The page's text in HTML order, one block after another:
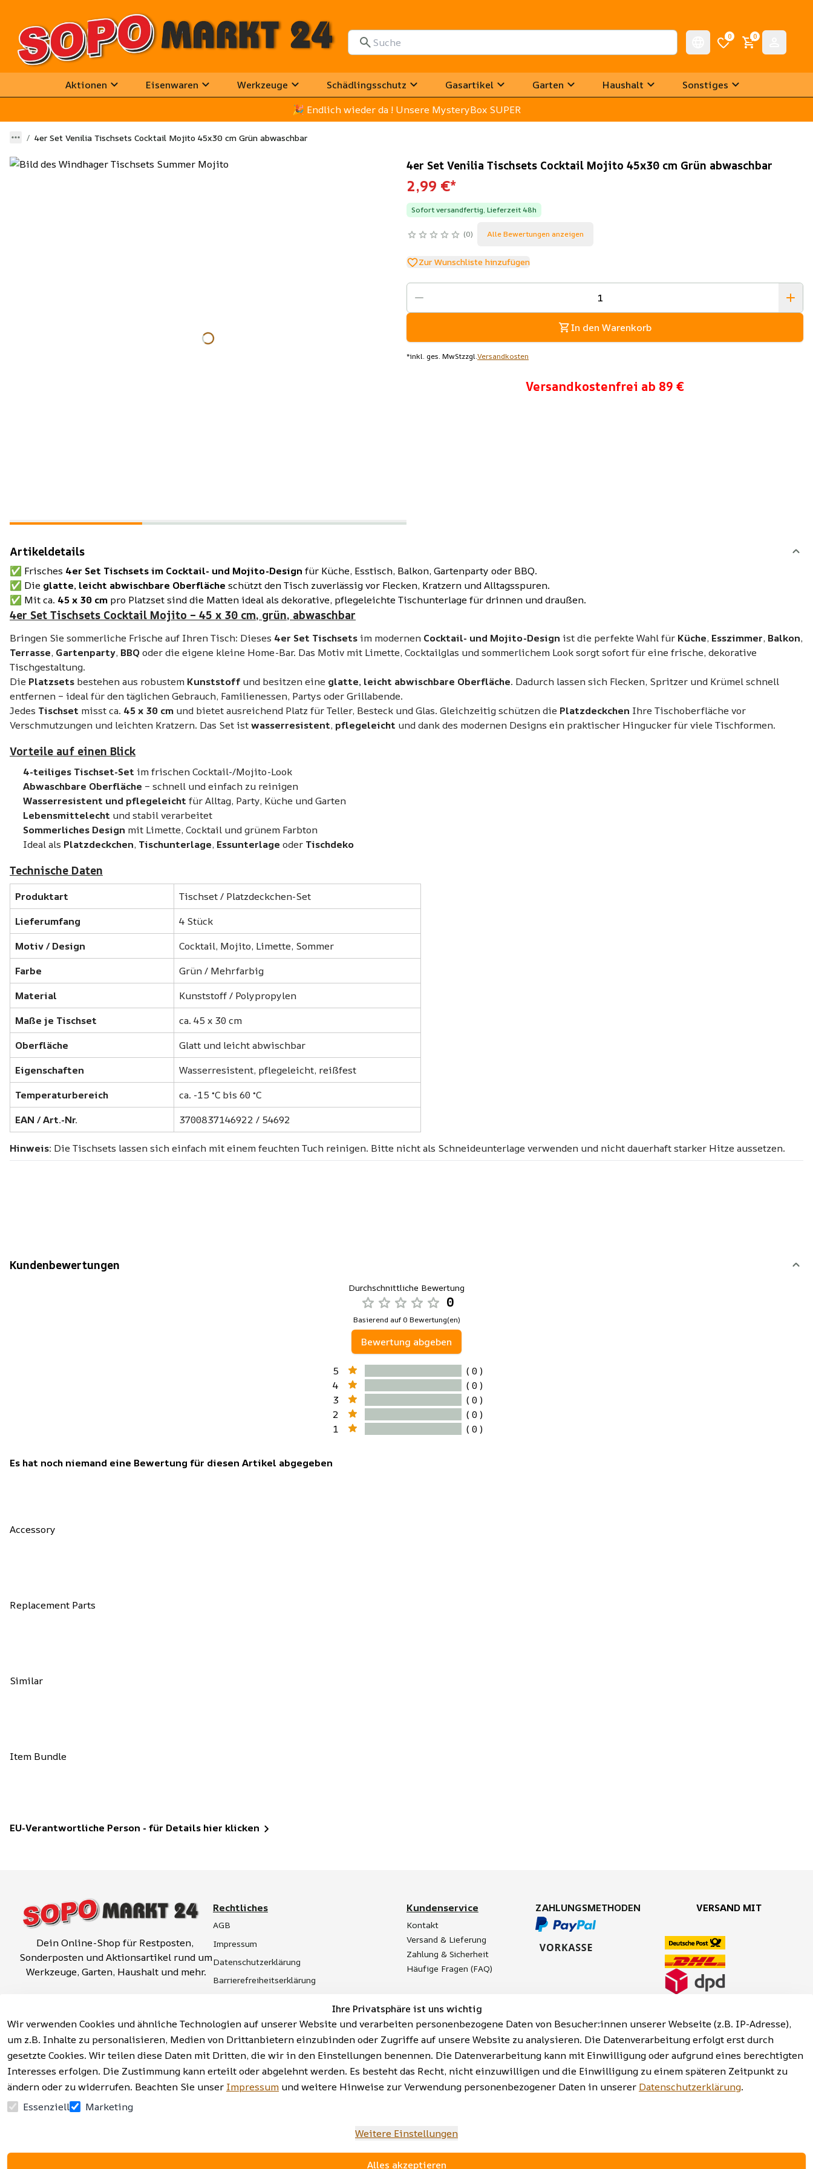
0 0
Aktionen Eisenwaren Werkzeuge Schädlingsschutz Gasartikel Garten Haushalt
Sonstiges
🎉 Endlich wieder da ! Unsere MysteryBox SUPER
4er Set Venilia Tischsets Cocktail Mojito 45x30 cm Grün abwaschbar
4er Set Venilia Tischsets Cocktail Mojito 45x30 cm Grün abwaschbar
2,99 €*
Sofort versandfertig, Lieferzeit 48h
0 Alle Bewertungen anzeigen
Zur Wunschliste hinzufügen
In den Warenkorb
*inkl. ges. MwStzzgl.Versandkosten
Versandkostenfrei ab 89 €
Artikeldetails
✅ Frisches 4er Set Tischsets im Cocktail- und Mojito-Designfür Küche, Esstisch, Balkon, Gartenparty oder BBQ.
✅ Die glatte, leicht abwischbare Oberfläche schützt den Tisch zuverlässig vor Flecken, Kratzern und Alltagsspuren.
✅ Mit ca. 45 x 30 cm pro Platzset sind die Matten ideal als dekorative, pflegeleichte Tischunterlage für drinnen und draußen.
4er Set Tischsets Cocktail Mojito – 45 x 30 cm, grün, abwaschbar
Bringen Sie sommerliche Frische auf Ihren Tisch: Dieses 4er Set Tischsetsim modernen Cocktail- und Mojito-Design ist die perfekte Wahl für Küche, Esszimmer, Balkon,
Terrasse, Gartenparty, BBQoder die eigene kleine Home-Bar. Das Motiv mit Limette, Cocktailglas und sommerlichem Look sorgt sofort für eine frische, dekorative
Tischgestaltung.
Die Platzsets bestehen aus robustem Kunststoff und besitzen eine glatte, leicht abwischbare Oberfläche. Dadurch lassen sich Flecken, Spritzer und Krümel schnell
entfernen – ideal für den täglichen Gebrauch, Familienessen, Partys oder Grillabende.
Jedes Tischset misst ca. 45 x 30 cm und bietet ausreichend Platz für Teller, Besteck und Glas. Gleichzeitig schützen die Platzdeckchen Ihre Tischoberfläche vor
Verschmutzungen und leichten Kratzern. Das Set istwasserresistent, pflegeleicht und dank des modernen Designs ein praktischer Hingucker für viele Tischformen.
Vorteile auf einen Blick
4-teiliges Tischset-Set im frischen Cocktail-/Mojito-Look
Abwaschbare Oberfläche – schnell und einfach zu reinigen
Wasserresistent und pflegeleicht für Alltag, Party, Küche und Garten
Lebensmittelecht und stabil verarbeitet
Sommerliches Design mit Limette, Cocktail und grünem Farbton
Ideal als Platzdeckchen, Tischunterlage, Essunterlage oder Tischdeko
Technische Daten
Produktart
Tischset / Platzdeckchen-Set
Lieferumfang
4 Stück
Motiv / Design
Cocktail, Mojito, Limette, Sommer
Farbe
Grün / Mehrfarbig
Material
Kunststoff / Polypropylen
Maße je Tischset
ca. 45 x 30 cm
Oberfläche
Glatt und leicht abwischbar
Eigenschaften
Wasserresistent, pflegeleicht, reißfest
Temperaturbereich
ca. -15 °C bis 60 °C
EAN / Art.-Nr.
3700837146922 / 54692
Hinweis: Die Tischsets lassen sich einfach mit einem feuchten Tuch reinigen. Bitte nicht als Schneideunterlage verwenden und nicht dauerhaft starker Hitze aussetzen.
Kundenbewertungen
Durchschnittliche Bewertung
0
Basierend auf 0 Bewertung(en)
Bewertung abgeben
5
( 0 )
4
( 0 )
3
( 0 )
2
( 0 )
1
( 0 )
Es hat noch niemand eine Bewertung für diesen Artikel abgegeben
Accessory
Replacement Parts
Similar
Item Bundle
EU-Verantwortliche Person - für Details hier klicken
Ihre Privatsphäre ist uns wichtig
Wir verwenden Cookies und ähnliche Technologien auf unserer Website und verarbeiten personenbezogene Daten von Besucher:innen unserer Webseite (z.B. IP-Adresse),
um z.B. Inhalte zu personalisieren, Medien von Drittanbietern einzubinden oder Zugriffe auf unsere Website zu analysieren. Die Datenverarbeitung erfolgt erst durch
gesetzte Cookies. Wir teilen diese Daten mit Dritten, die wir in den Einstellungen benennen. Die Datenverarbeitung kann mit Einwilligung oder aufgrund eines berechtigten
Interesses erfolgen. Die Zustimmung kann erteilt oder abgelehnt werden. Es besteht das Recht, nicht einzuwilligen und die Einwilligung zu einem späteren Zeitpunkt zu
ändern oder zu widerrufen. Beachten Sie unser Impressum und weitere Hinweise zur Verwendung personenbezogener Daten in unserer Datenschutzerklärung.
Essenziell
Marketing
Weitere Einstellungen
Alles akzeptieren
Dein Online-Shop für Restposten,
Sonderposten und Aktionsartikel rund um
Werkzeuge, Garten, Haushalt und mehr.
Rechtliches
AGB
Impressum
Datenschutzerklärung
Barrierefreiheitserklärung
Kundenservice
Kontakt
Versand & Lieferung
Zahlung & Sicherheit
Häufige Fragen (FAQ)
ZAHLUNGSMETHODEN VERSAND MIT
Facebook | Instagram | Newsletter AGB | Impressum | Datenschutzerklärung | Barrierefreiheitserklärung | Widerrufsrecht